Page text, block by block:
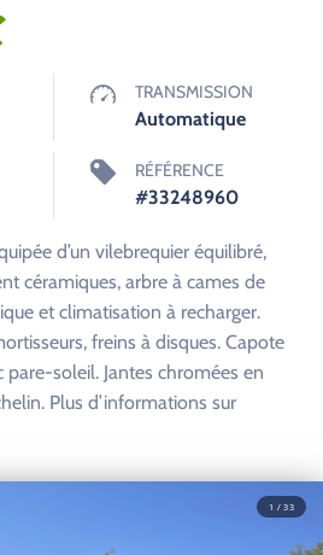
TRANSMISSION
Automatique
RÉFÉRENCE
#33248960
d’un vilebrequier équilibré,
céramiques, arbre à cames de
et climatisation à recharger.
freins à disques. Capote
pare-soleil. Jantes chromées en
Plus d’informations sur
1 / 33